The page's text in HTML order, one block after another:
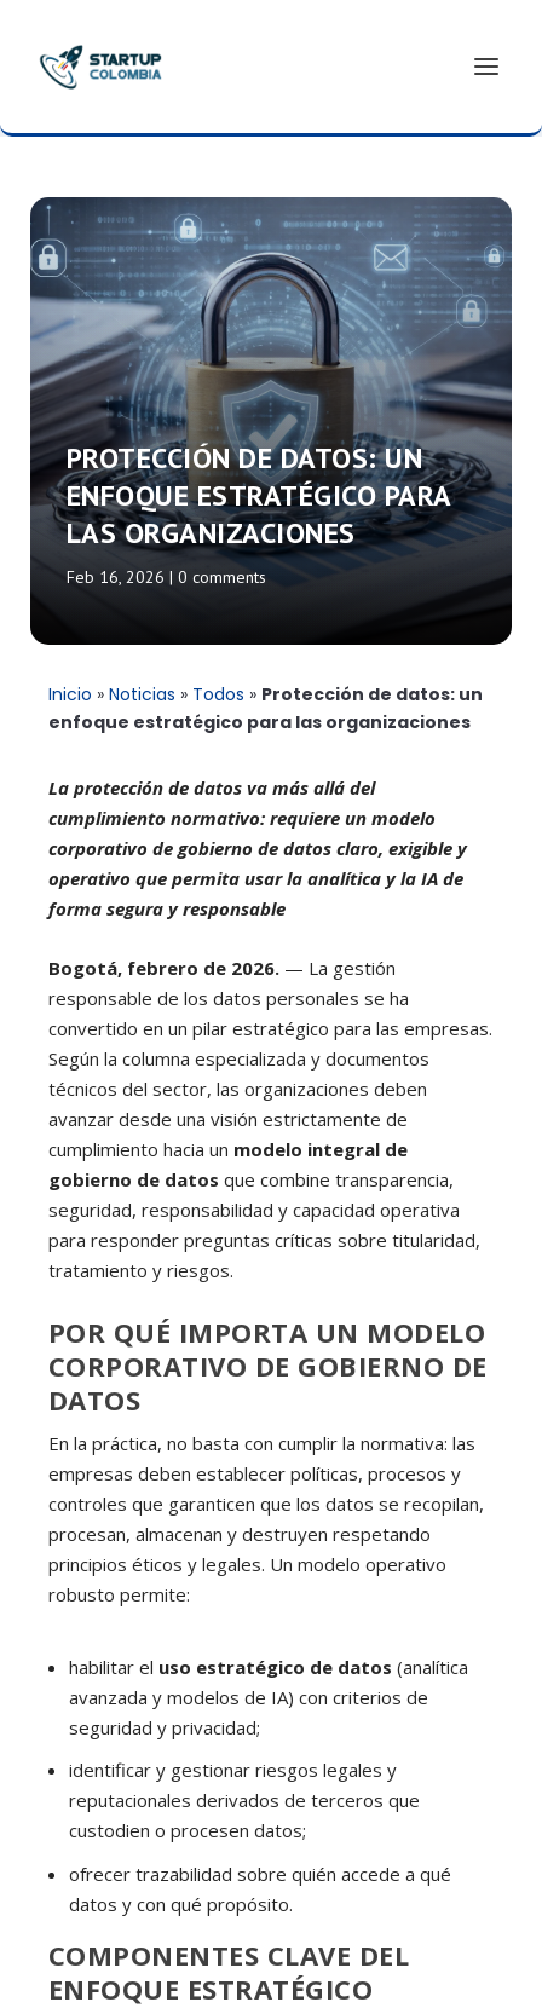
PROTECCIÓN DE DATOS: UN
ENFOQUE ESTRATÉGICO PARA
LAS ORGANIZACIONES
Feb 16, 2026 | 0 comments
Inicio » Noticias » Todos » Protección de datos: un
enfoque estratégico para las organizaciones
La protección de datos va más allá del
cumplimiento normativo: requiere un modelo
corporativo de gobierno de datos claro, exigible y
operativo que permita usar la analítica y la IA de
forma segura y responsable
Bogotá, febrero de 2026.— La gestión
responsable de los datos personales se ha
convertido en un pilar estratégico para las empresas.
Según la columna especializada y documentos
técnicos del sector, las organizaciones deben
avanzar desde una visión estrictamente de
cumplimiento hacia un modelo integral de
gobierno de datos que combine transparencia,
seguridad, responsabilidad y capacidad operativa
para responder preguntas críticas sobre titularidad,
tratamiento y riesgos.
POR QUÉ IMPORTA UN MODELO
CORPORATIVO DE GOBIERNO DE
DATOS
En la práctica, no basta con cumplir la normativa: las
empresas deben establecer políticas, procesos y
controles que garanticen que los datos se recopilan,
procesan, almacenan y destruyen respetando
principios éticos y legales. Un modelo operativo
robusto permite:
habilitar el uso estratégico de datos (analítica
avanzada y modelos de IA) con criterios de
seguridad y privacidad;
identificar y gestionar riesgos legales y
reputacionales derivados de terceros que
custodien o procesen datos;
ofrecer trazabilidad sobre quién accede a qué
datos y con qué propósito.
COMPONENTES CLAVE DEL
ENFOQUE ESTRATÉGICO